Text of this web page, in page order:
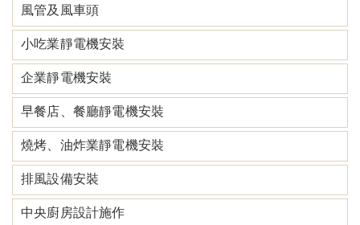
風管及風車頭
小吃業靜電機安裝
企業靜電機安裝
早餐店、餐廳靜電機安裝
燒烤、油炸業靜電機安裝
排風設備安裝
中央廚房設計施作